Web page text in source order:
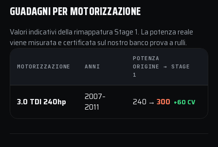
GUADAGNI PER MOTORIZZAZIONE
Valori indicativi della rimappatura Stage 1. La potenza reale
viene misurata e certificata sul nostro banco prova a rulli.
MOTORIZZAZIONE ANNI
POTENZA
ORIGINE → STAGE
1
3.0 TDI 240hp
2007–
2011
240 → 300 +60 CV